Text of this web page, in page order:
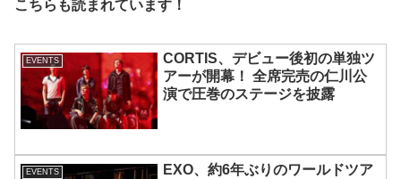
こちらも読まれています！
EVENTS
CORTIS、デビュー後初の単独ツ
アーが開幕！ 全席完売の仁川公
演で圧巻のステージを披露
EVENTS
EXO、約6年ぶりのワールドツア